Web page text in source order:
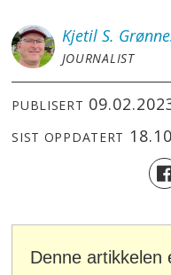
Kjetil S.
JOURNALIST
PUBLISERT
SIST OPPDATERT
Denne artikkelen